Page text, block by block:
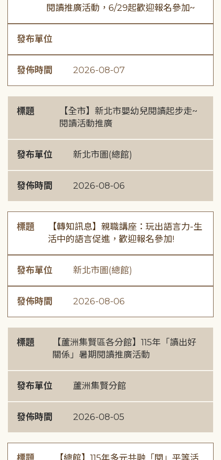
閱讀推廣活動，6/29起歡迎報名參加~
發布單位
發佈時間 2026-08-07
標題
【全市】新北市嬰幼兒閱讀起步走~
閱讀活動推廣
發布單位 新北市圖(總館)
發佈時間 2026-08-06
標題
【轉知訊息】親職講座：玩出語言力-生
活中的語言促進，歡迎報名參加!
發布單位 新北市圖(總館)
發佈時間 2026-08-06
標題
【蘆洲集賢區各分館】115年「讀出好
關係」暑期閱讀推廣活動
發布單位 蘆洲集賢分館
發佈時間 2026-08-05